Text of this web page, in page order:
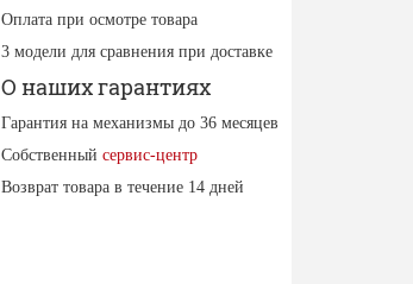
Оплата при осмотре товара
3 модели для сравнения при доставке
О наших гарантиях
Гарантия на механизмы до 36 месяцев
Собственныйсервис-центр
Возврат товара в течение 14 дней